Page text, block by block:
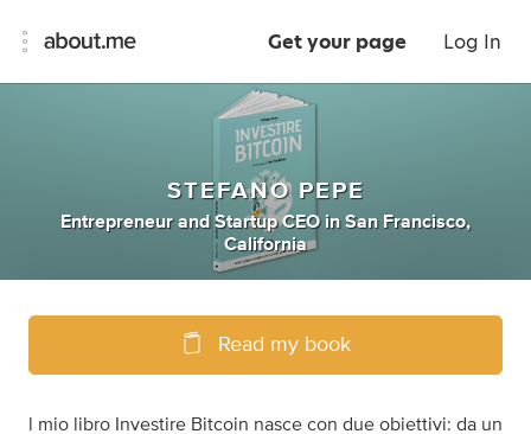
Get your page Log In
STEFANO PEPE
Entrepreneur andStartup CEO inSan Francisco,
California
Read my book
l mio libro Investire Bitcoin nasce con due obiettivi: da un